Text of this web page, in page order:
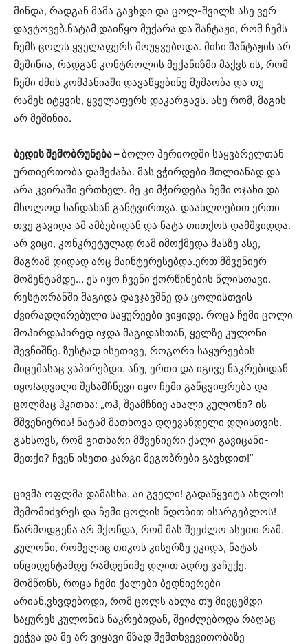
მინდა, რადგან მამა გავხდი და ცოლ-შვილს ასე ვერ
დავტოვებ.ნატამ დაიწყო მუქარა და შანტაჟი, რომ ჩემს
ჩემს ცოლს ყველაფერს მოუყვებოდა. მისი შანტაჟის არ
მეშინია, რადგან კონტროლის მექანიზმი მაქვს ის, რომ
ჩემი ძმის კომპანიაში დავაწყებინე მუშაობა და თუ
რამეს იტყვის, ყველაფერს დაკარგავს. ასე რომ, მაგის
არ მეშინია.
ბედის შემობრუნება –ბოლო პერიოდში საყვარელთან
ურთიერთობა დამეძაბა. მას ვჭირდები მთლიანად და
არა კვირაში ერთხელ. მე კი მჭირდება ჩემი ოჯახი და
მხოლოდ ხანდახან განტვირთვა. დაახლოებით ერთი
თვე გავიდა ამ ამბებიდან და ნატა თითქოს დამშვიდდა.
არ ვიცი, კონკრეტულად რამ იმოქმედა მასზე ასე,
მაგრამ დიდად არც მაინტერესებდა.ერთ მშვენიერ
მომენტამდე… ეს იყო ჩვენი ქორწინების წლისთავი.
რესტორანში მაგიდა დავჯავშნე და ცოლისთვის
ძვირადღირებული საყურეები ვიყიდე. როცა ჩემი ცოლი
მოპირდაპირედ იჯდა მაგიდასთან, ყელზე კულონი
შევნიშნე. ზუსტად ისეთივე, როგორი საყურეების
მიცემასაც ვაპირებდი. ანუ, ერთი და იგივე ნაკრებიდან
იყო!ადვილი შესამჩნევი იყო ჩემი განცვიფრება და
ცოლმაც ჰკითხა: „ოჰ, შეამჩნიე ახალი კულონი? ის
მშვენიერია! ნატამ მათხოვა დღევანდელი დღისთვის.
გახსოვს, რომ გითხარი მშვენიერი ქალი გავიცანი-
მეთქი? ჩვენ ისეთი კარგი მეგობრები გავხდით!”
ცივმა ოფლმა დამასხა. აი გველი! გადაწყვიტა ახლოს
შემომიძვრეს და ჩემი ცოლის ნდობით ისარგებლოს!
წარმოდგენა არ მქონდა, რომ მას შეეძლო ასეთი რამ.
კულონი, რომელიც თიკოს კისერზე ეკიდა, ნატას
ინციდენტამდე რამდენიმე დღით ადრე ვაჩუქე.
მომწონს, როცა ჩემი ქალები ბედნიერები
არიან.ვხვდებოდი, რომ ცოლს ახლა თუ მივცემდი
საყურეს კულონის ნაკრებიდან, შეიძლებოდა რაღაც
ეეჭვა და მე არ ვიყავი მზად შემთხვევითობაზე